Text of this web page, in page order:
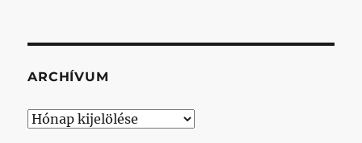
ARCHÍVUM
Archívum